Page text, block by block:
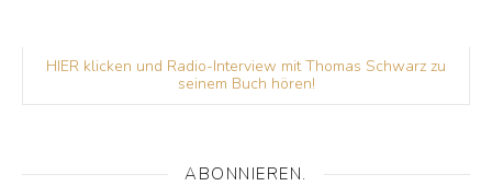
HIER klicken und Radio-Interview mit Thomas Schwarz zu
seinem Buch hören!
ABONNIEREN.